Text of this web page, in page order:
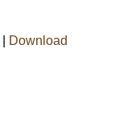
Download